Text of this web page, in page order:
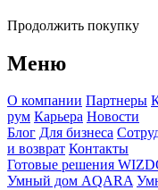
Продолжить покупку
Меню
О компании Партнеры
рум Карьера Новости
Блог Для бизнеса
и возврат Контакты
Готовые решения
Умный дом AQARA